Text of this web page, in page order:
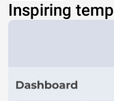
Inspiring